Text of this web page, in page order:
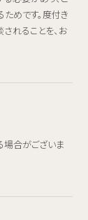
めです。度付き
れることを、お
場合がございま